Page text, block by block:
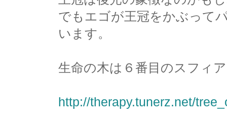
でもエゴが王冠をかぶって
います。
生命の木は６番目のスフィ
http://therapy.tunerz.net/